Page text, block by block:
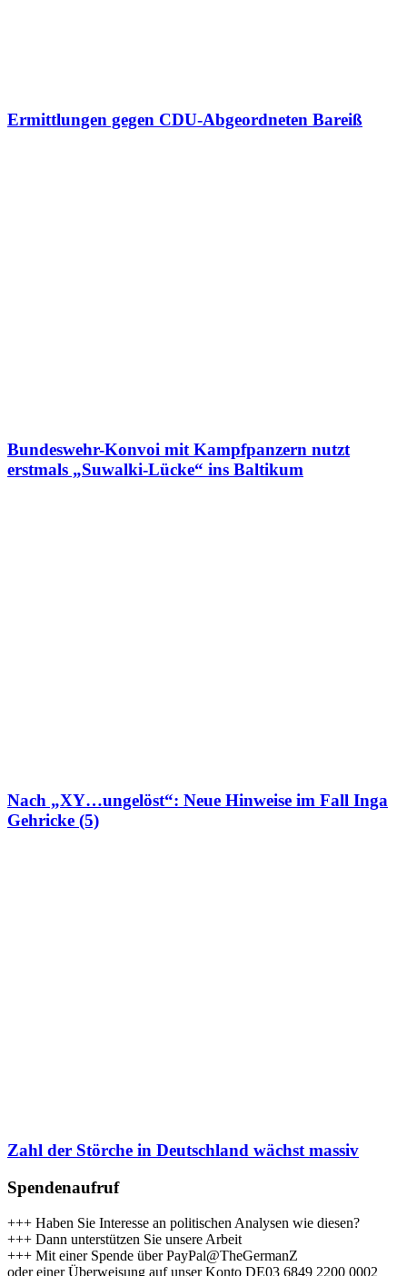
Ermittlungen gegen CDU-Abgeordneten Bareiß
Bundeswehr-Konvoi mit Kampfpanzern nutzt
erstmals „Suwalki-Lücke“ ins Baltikum
Nach „XY…ungelöst“: Neue Hinweise im Fall Inga
Gehricke (5)
Zahl der Störche in Deutschland wächst massiv
Spendenaufruf
+++ Haben Sie Interesse an politischen Analysen wie diesen?
+++ Dann unterstützen Sie unsere Arbeit
+++ Mit einer Spende über PayPal@TheGermanZ
oder einer Überweisung auf unser Konto DE03 6849 2200 0002